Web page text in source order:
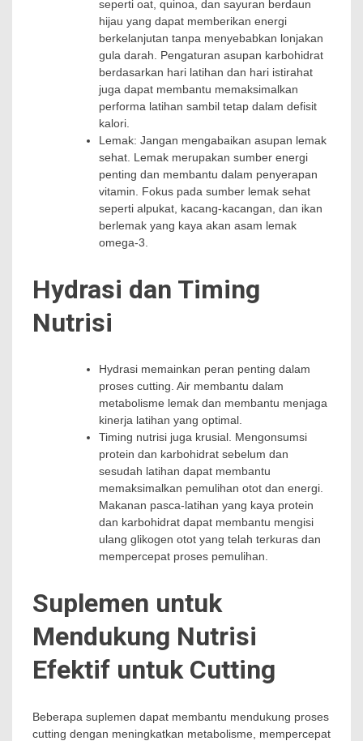
seperti oat, quinoa, dan sayuran berdaun
hijau yang dapat memberikan energi
berkelanjutan tanpa menyebabkan lonjakan
gula darah. Pengaturan asupan karbohidrat
berdasarkan hari latihan dan hari istirahat
juga dapat membantu memaksimalkan
performa latihan sambil tetap dalam defisit
kalori.
Lemak: Jangan mengabaikan asupan lemak
sehat. Lemak merupakan sumber energi
penting dan membantu dalam penyerapan
vitamin. Fokus pada sumber lemak sehat
seperti alpukat, kacang-kacangan, dan ikan
berlemak yang kaya akan asam lemak
omega-3.
Hydrasi dan Timing
Nutrisi
Hydrasi memainkan peran penting dalam
proses cutting. Air membantu dalam
metabolisme lemak dan membantu menjaga
kinerja latihan yang optimal.
Timing nutrisi juga krusial. Mengonsumsi
protein dan karbohidrat sebelum dan
sesudah latihan dapat membantu
memaksimalkan pemulihan otot dan energi.
Makanan pasca-latihan yang kaya protein
dan karbohidrat dapat membantu mengisi
ulang glikogen otot yang telah terkuras dan
mempercepat proses pemulihan.
Suplemen untuk
Mendukung Nutrisi
Efektif untuk Cutting
Beberapa suplemen dapat membantu mendukung proses
cutting dengan meningkatkan metabolisme, mempercepat